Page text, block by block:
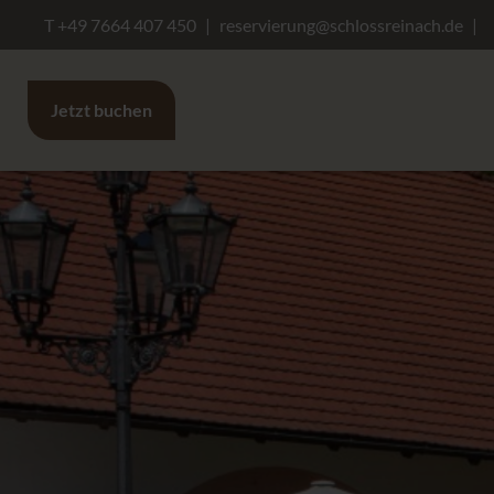
T +49 7664 407 450 reservierung@schlossreinach.de
Jetzt buchen